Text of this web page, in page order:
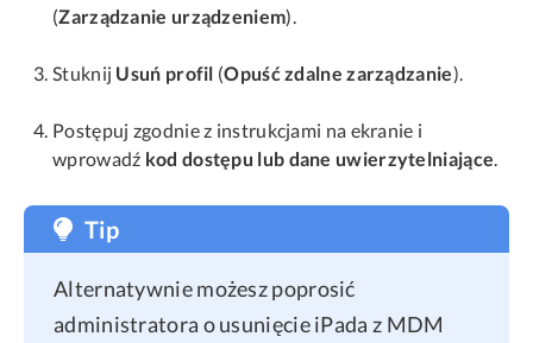
(Zarządzanie urządzeniem).
Stuknij Usuń profil (Opuść zdalne zarządzanie).
Postępuj zgodnie z instrukcjami na ekranie i
wprowadź kod dostępu lub dane uwierzytelniające
Tip
Alternatywnie możesz poprosić
administratora o usunięcie iPada z MDM